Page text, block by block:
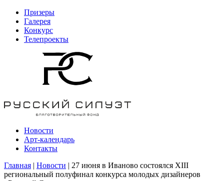
Призеры
Галерея
Конкурс
Телепроекты
Новости
Арт-календарь
Контакты
Главная | Новости | 27 июня в Иваново состоялся XIII
региональный полуфинал конкурса молодых дизайнеров